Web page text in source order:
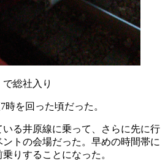
総社入り
を回った頃だった。
る井原線に乗って、さらに先に行
トの会場だった。早めの時間帯に
りすることになった。